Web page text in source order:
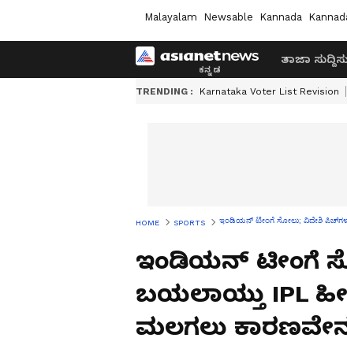
Malayalam Newsable Kannada
ತಾಜಾ ಸುದ್ದಿ
TRENDING : Karnataka Voter List Revision
HOME SPORTS ಇಂಡಿಯನ್‌ ಟೀಂಗೆ ಸೋಲು; ವಿದೇಶಿ
ಇಂಡಿಯನ್‌ ಟೀಂಗೆ
ಬಯಲಾಯ್ತು IPL
ಮಲಗಲು